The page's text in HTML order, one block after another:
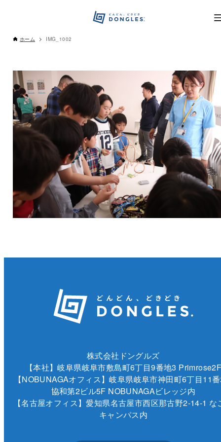
ホーム IMG_1002
株式会社ドングルズ
【本社】岐阜県岐阜市敷島町6丁目9番地3
【NOBUNAGAオフィス】岐阜県岐阜市神田町6丁目11
協和第2ビル5F NOBUNAGAビレッジ内
【名古屋オフィス】愛知県名古屋市西区那古野2-14-1 な
キャンパス内